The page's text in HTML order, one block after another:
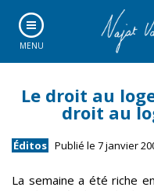
MENU
Le droit au
droit au
Éditos Publié le 7 janvier
La semaine a été riche